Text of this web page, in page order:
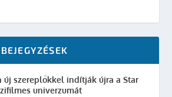
új szereplőkkel indítják újra a Star
univerzumát